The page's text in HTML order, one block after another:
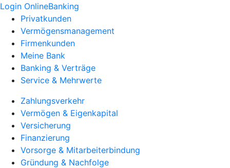
Login OnlineBanking
Privatkunden
Vermögensmanagement
Firmenkunden
Meine Bank
Banking & Verträge
Service & Mehrwerte
Zahlungsverkehr
Vermögen & Eigenkapital
Versicherung
Finanzierung
Vorsorge & Mitarbeiterbindung
Gründung & Nachfolge